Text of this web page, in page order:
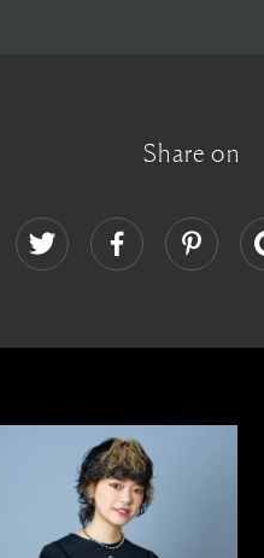
Share on